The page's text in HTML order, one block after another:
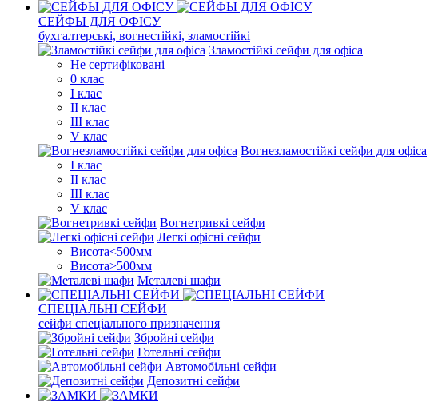
СЕЙФЫ ДЛЯ ОФІСУ
бухгалтерські, вогнестійкі, зламостійкі
Зламостійкі сейфи для офіса
Не сертифіковані
0 клас
I клас
II клас
III клас
V клас
Вогнезламостійкі сейфи для офіса
I клас
II клас
III клас
V клас
Вогнетривкі сейфи
Легкі офісні сейфи
Висота<500мм
Висота>500мм
Металеві шафи
СПЕЦІАЛЬНІ СЕЙФИ
сейфи спеціального призначення
Збройні сейфи
Готельні сейфи
Автомобільні сейфи
Депозитні сейфи